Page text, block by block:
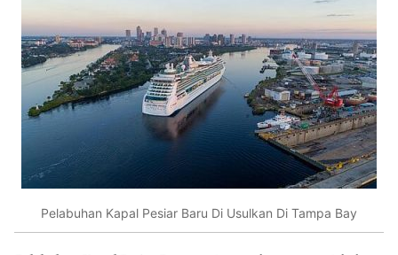
Pelabuhan Kapal Pesiar Baru Di Usulkan Di Tampa Bay